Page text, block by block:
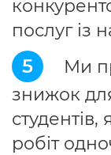
послуг із
5
Ми
знижок
студентів,
робіт